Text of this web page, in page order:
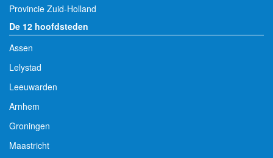
Provincie Zuid-Holland
De 12 hoofdsteden
Assen
Lelystad
Leeuwarden
Arnhem
Groningen
Maastricht